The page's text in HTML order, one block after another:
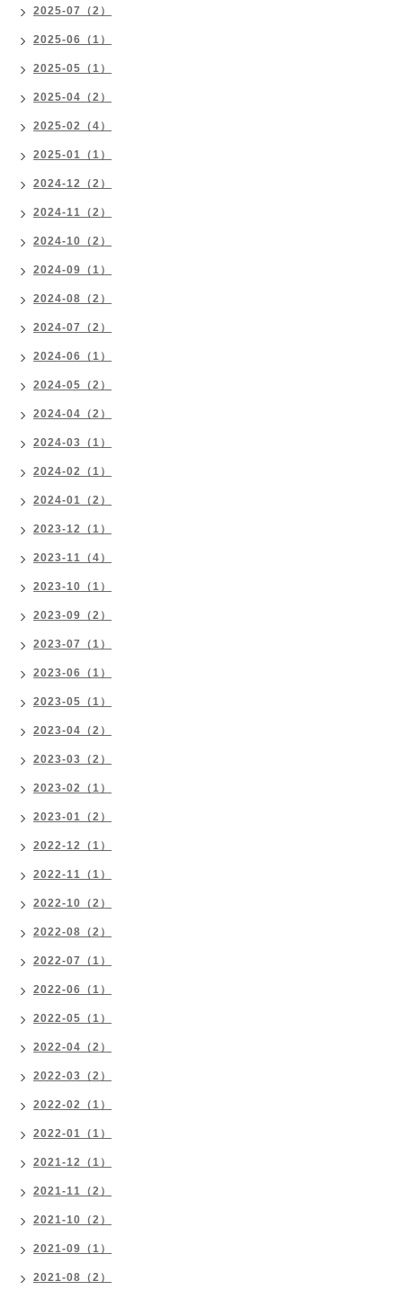
2025-07（2）
2025-06（1）
2025-05（1）
2025-04（2）
2025-02（4）
2025-01（1）
2024-12（2）
2024-11（2）
2024-10（2）
2024-09（1）
2024-08（2）
2024-07（2）
2024-06（1）
2024-05（2）
2024-04（2）
2024-03（1）
2024-02（1）
2024-01（2）
2023-12（1）
2023-11（4）
2023-10（1）
2023-09（2）
2023-07（1）
2023-06（1）
2023-05（1）
2023-04（2）
2023-03（2）
2023-02（1）
2023-01（2）
2022-12（1）
2022-11（1）
2022-10（2）
2022-08（2）
2022-07（1）
2022-06（1）
2022-05（1）
2022-04（2）
2022-03（2）
2022-02（1）
2022-01（1）
2021-12（1）
2021-11（2）
2021-10（2）
2021-09（1）
2021-08（2）